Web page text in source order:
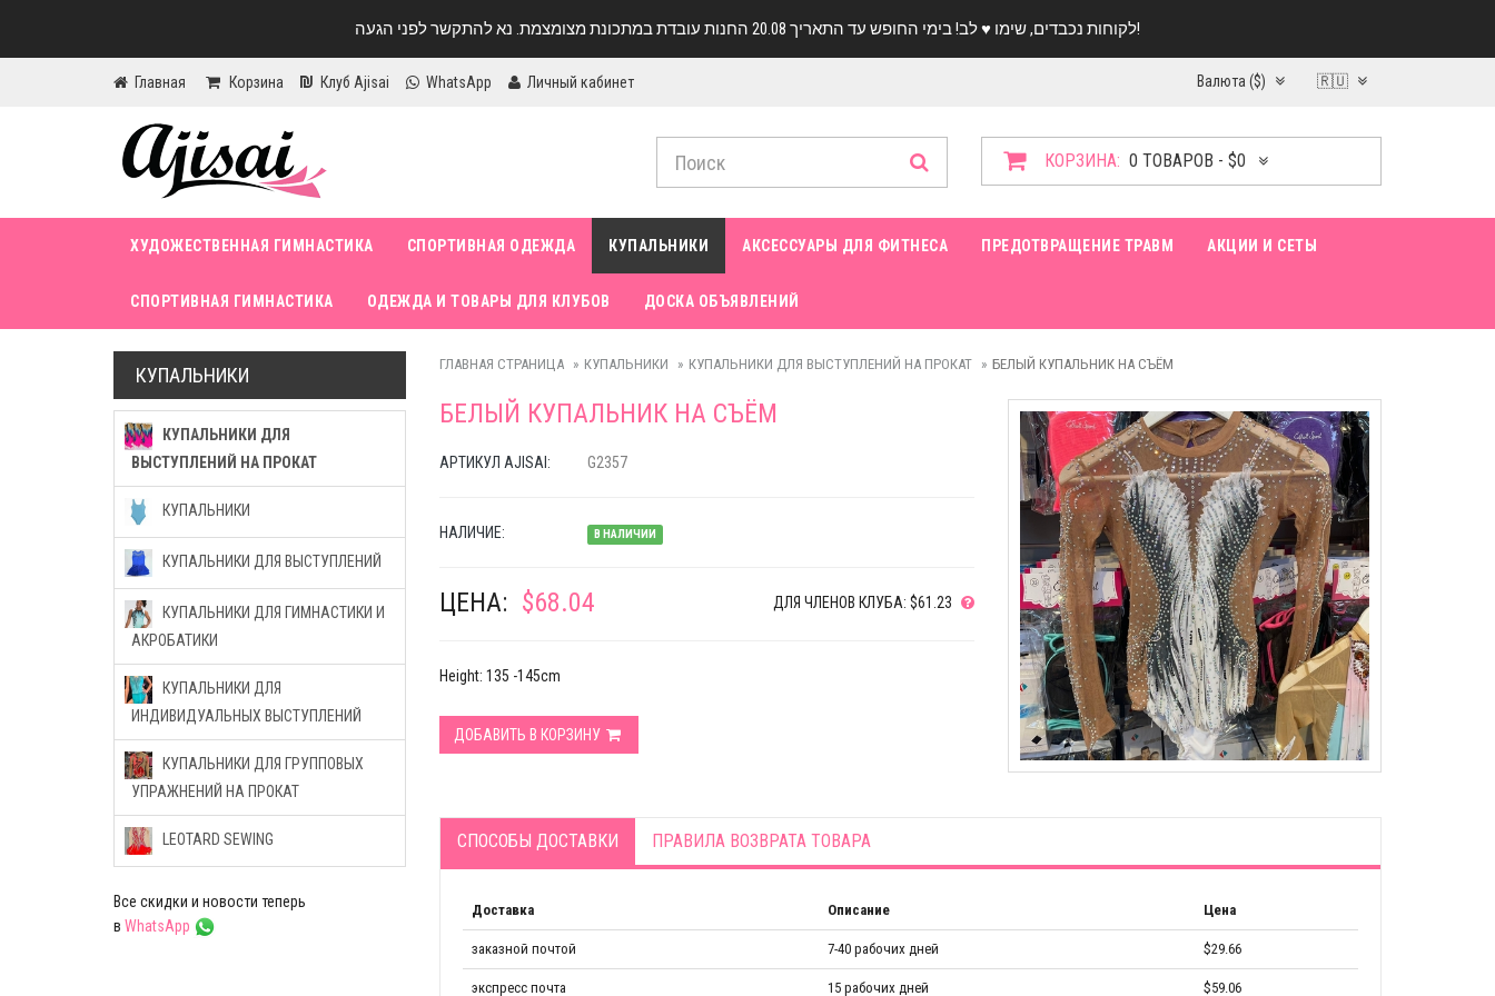
לקוחות נכבדים, שימו ♥️ לב! בימי החופש עד התאריך 20.08 החנות עובדת במתכונת מצומצמת. נא להתקשר לפני הגעה!
Главная Корзина Клуб Ajisai WhatsApp Личный кабинет Валюта ($) 🇷🇺
КОРЗИНА: 0 ТОВАРОВ - $0
ХУДОЖЕСТВЕННАЯ ГИМНАСТИКА СПОРТИВНАЯ ОДЕЖДА КУПАЛЬНИКИ АКСЕССУАРЫ ДЛЯ ФИТНЕСА ПРЕДОТВРАЩЕНИЕ ТРАВМ АКЦИИ И СЕТЫ
СПОРТИВНАЯ ГИМНАСТИКА ОДЕЖДА И ТОВАРЫ ДЛЯ КЛУБОВ ДОСКА ОБЪЯВЛЕНИЙ
ГЛАВНАЯ СТРАНИЦА КУПАЛЬНИКИ КУПАЛЬНИКИ ДЛЯ ВЫСТУПЛЕНИЙ НА ПРОКАТ БЕЛЫЙ КУПАЛЬНИК НА СЪЁМ
БЕЛЫЙ КУПАЛЬНИК НА СЪЁМ
АРТИКУЛ AJISAI: G2357
НАЛИЧИЕ: В НАЛИЧИИ
ЦЕНА: $68.04 ДЛЯ ЧЛЕНОВ КЛУБА: $61.23
Height: 135 -145cm
ДОБАВИТЬ В КОРЗИНУ
СПОСОБЫ ДОСТАВКИ ПРАВИЛА ВОЗВРАТА ТОВАРА
Доставка Описание Цена
заказной почтой 7-40 рабочих дней $29.66
экспресс почта 15 рабочих дней $59.06
КУПАЛЬНИКИ
КУПАЛЬНИКИ ДЛЯ
ВЫСТУПЛЕНИЙ НА ПРОКАТ
КУПАЛЬНИКИ
КУПАЛЬНИКИ ДЛЯ ВЫСТУПЛЕНИЙ
КУПАЛЬНИКИ ДЛЯ ГИМНАСТИКИ И
АКРОБАТИКИ
КУПАЛЬНИКИ ДЛЯ
ИНДИВИДУАЛЬНЫХ ВЫСТУПЛЕНИЙ
КУПАЛЬНИКИ ДЛЯ ГРУППОВЫХ
УПРАЖНЕНИЙ НА ПРОКАТ
LEOTARD SEWING
Все скидки и новости теперь
в WhatsApp